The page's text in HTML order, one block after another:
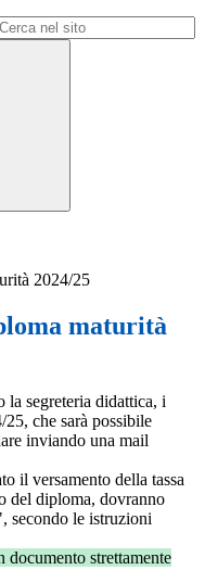
2024/25
maturità
la segreteria didattica, i
che sarà possibile
inviando una mail
il versamento della tassa
del diploma, dovranno
secondo le istruzioni
strettamente